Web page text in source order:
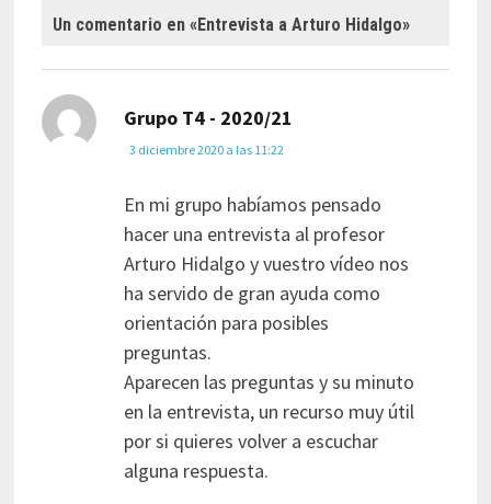
Un comentario en «Entrevista a Arturo Hidalgo»
Grupo T4 - 2020/21
3 diciembre 2020 a las 11:22
En mi grupo habíamos pensado
hacer una entrevista al profesor
Arturo Hidalgo y vuestro vídeo nos
ha servido de gran ayuda como
orientación para posibles
preguntas.
Aparecen las preguntas y su minuto
en la entrevista, un recurso muy útil
por si quieres volver a escuchar
alguna respuesta.